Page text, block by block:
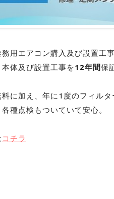
用エアコン購入及び設置工
体及び設置工事を12年間保
料に加え、年に1度のフィル
種点検もついていて安心。
コチラ